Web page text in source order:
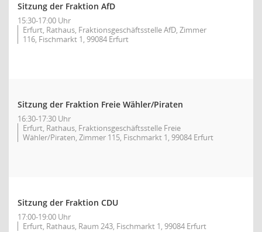
Sitzung der Fraktion AfD
15:30-17:00 Uhr
Erfurt, Rathaus, Fraktionsgeschäftsstelle AfD, Zimmer
116, Fischmarkt 1, 99084 Erfurt
Sitzung der Fraktion Freie Wähler/Piraten
16:30-17:30 Uhr
Erfurt, Rathaus, Fraktionsgeschäftsstelle Freie
Wähler/Piraten, Zimmer 115, Fischmarkt 1, 99084 Erfurt
Sitzung der Fraktion CDU
17:00-19:00 Uhr
Erfurt, Rathaus, Raum 243, Fischmarkt 1, 99084 Erfurt